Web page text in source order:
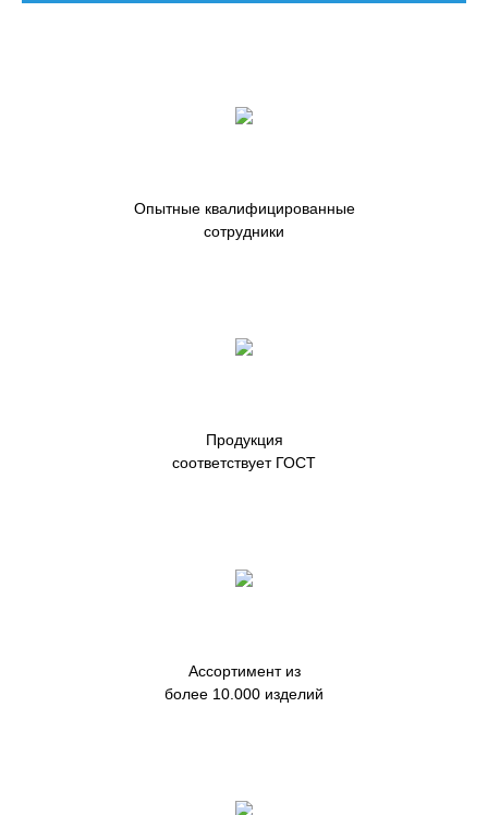
Опытные квалифицированные
сотрудники
Продукция
соответствует ГОСТ
Ассортимент из
более 10.000 изделий